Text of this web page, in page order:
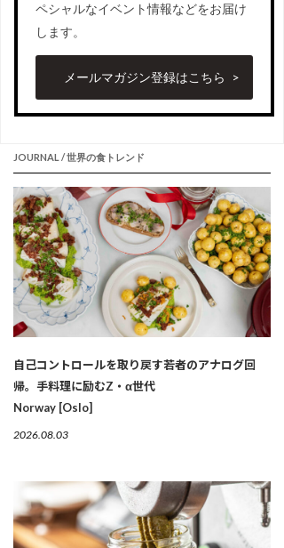
ペシャルなイベント情報などをお届け
します。
メールマガジン登録はこちら
JOURNAL / 世界の食トレンド
自己コントロールを取り戻す若者のアナログ回
帰。手料理に励むZ・α世代
Norway [Oslo]
2026.08.03